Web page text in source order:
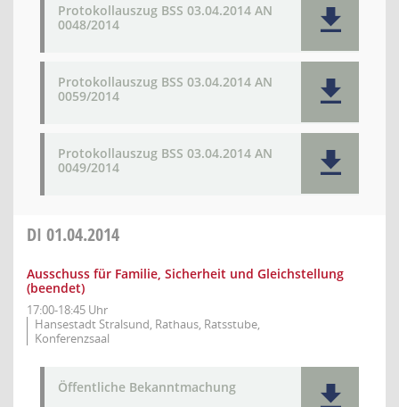
Protokollauszug BSS 03.04.2014 AN
0048/2014
Protokollauszug BSS 03.04.2014 AN
0059/2014
Protokollauszug BSS 03.04.2014 AN
0049/2014
DI 01.04.2014
Ausschuss für Familie, Sicherheit und Gleichstellung
(beendet)
17:00-18:45 Uhr
Hansestadt Stralsund, Rathaus, Ratsstube,
Konferenzsaal
Öffentliche Bekanntmachung